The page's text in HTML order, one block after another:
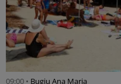
09:00 • Bugiu ⁠Ana Maria